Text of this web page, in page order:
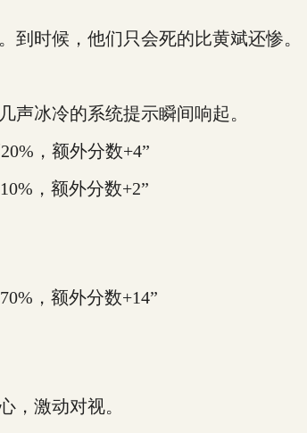
时候，他们只会死的比黄斌还惨。
冰冷的系统提示瞬间响起。
，额外分数+4”
，额外分数+2”
，额外分数+14”
激动对视。